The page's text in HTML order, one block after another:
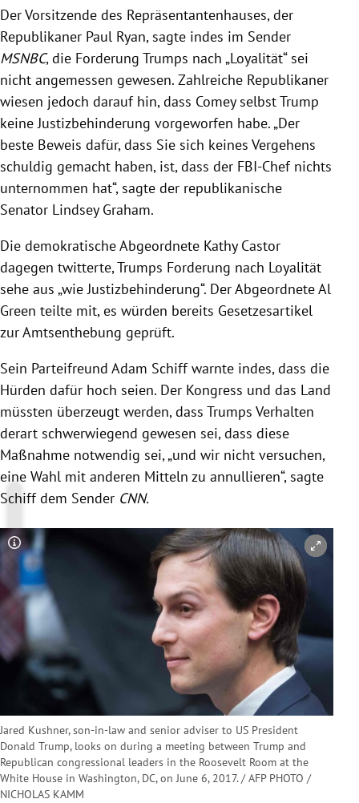
Der Vorsitzende des Repräsentantenhauses, der
Republikaner Paul Ryan, sagte indes im Sender
MSNBC, die Forderung Trumps nach „Loyalität“ sei
nicht angemessen gewesen. Zahlreiche Republikaner
wiesen jedoch darauf hin, dass ComeyselbstTrump
keine Justizbehinderung vorgeworfen habe. „Der
beste Beweis dafür, dass Sie sich keines Vergehens
schuldig gemacht haben, ist, dass der FBI-Chef nichts
unternommen hat“, sagte der republikanische
Senator Lindsey Graham.
Die demokratische Abgeordnete Kathy Castor
dagegen twitterte,Trumps Forderung nach Loyalität
sehe aus „wie Justizbehinderung“. Der AbgeordneteAl
Green teilte mit, es würden bereits Gesetzesartikel
zur Amtsenthebung geprüft.
Sein Parteifreund Adam Schiffwarnte indes, dass die
Hürden dafür hoch seien. Der Kongress und das Land
müssten überzeugt werden, dass Trumps Verhalten
derart schwerwiegend gewesen sei, dass diese
Maßnahme notwendig sei, „und wir nicht versuchen,
eine Wahl mit anderen Mitteln zu annullieren“, sagte
Schiffdem Sender CNN.
Copyright-Hinweis öffnen/schließen
Jared Kushner, son-in-law and senior adviser to US President
Donald Trump, looks on during a meeting between Trump and
Republican congressional leaders in the Roosevelt Room at the
White House in Washington, DC, on June 6, 2017. / AFP PHOTO /
NICHOLAS KAMM